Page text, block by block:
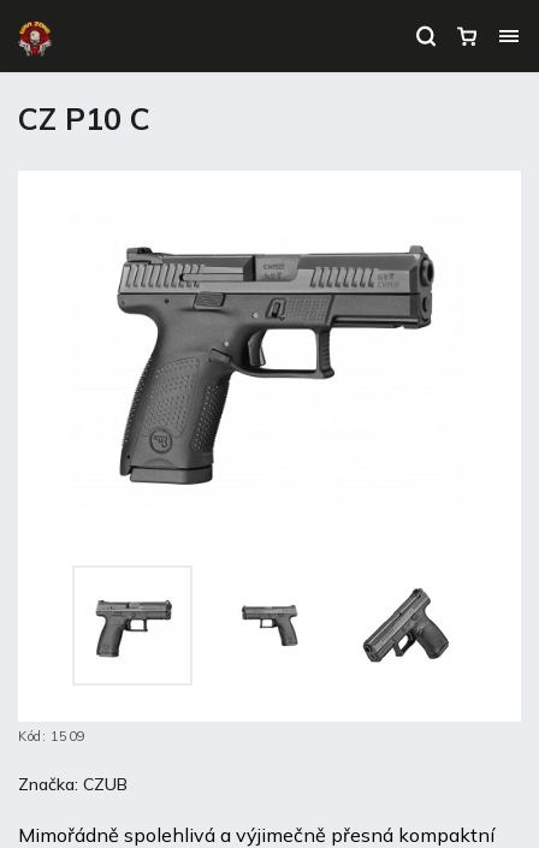
CZ P10 C
Kód: 1509
Mimořádně spolehlivá a výjimečně přesná kompaktní
Značka: CZUB